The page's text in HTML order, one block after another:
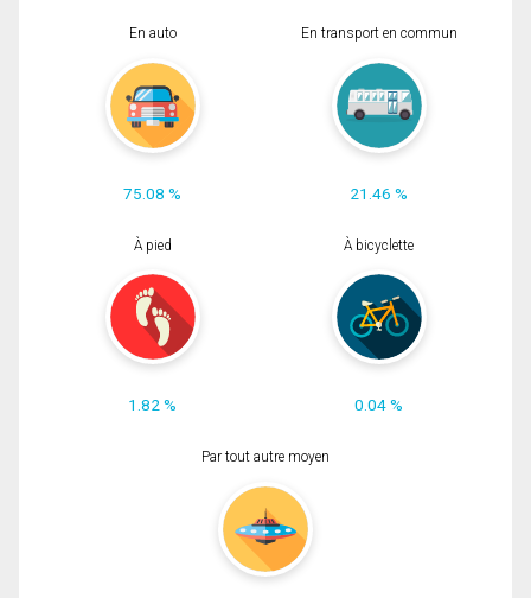
En auto
75.08 %
En transport en commun
21.46 %
À pied
1.82 %
À bicyclette
0.04 %
Par tout autre moyen